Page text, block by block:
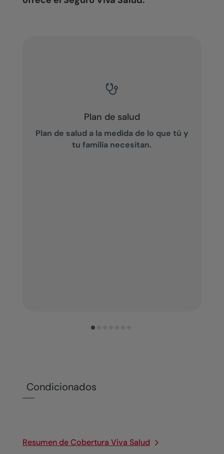

Plan de salud
Plan de salud a la medida de lo que tú y
tu familia necesitan.
Condicionados
Resumen de Cobertura Viva Salud